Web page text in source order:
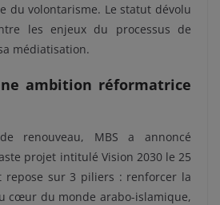
du volontarisme. Le statut dévolu
les enjeux du processus de
médiatisation.
ambition réformatrice
renouveau, MBS a annoncé
projet intitulé Vision 2030 le 25
repose sur 3 piliers : renforcer la
cœur du monde arabo-islamique,